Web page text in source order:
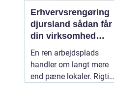
Erhvervsrengøring
djursland sådan får
din virksomhed
mest muligt ud af
rengøringen
En ren arbejdsplads
handler om langt mere
end pæne lokaler. Rigtig